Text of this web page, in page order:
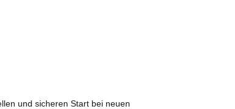
und sicheren Start bei neuen